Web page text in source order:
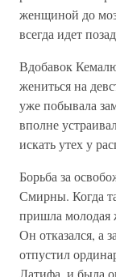
женщиной до
всегда идет
Вдобавок
жениться на
уже побывала
вполне
искать утех у
Борьба за
Смирны. Когда
пришла молодая
Он отказался, а
отпустил
Латифа, и была